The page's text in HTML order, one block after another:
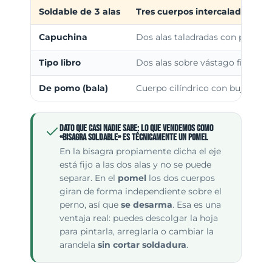
Soldable de 3 alas Tres cuerpos intercalados
Capuchina Dos alas taladradas con
Tipo libro Dos alas sobre vástago fijo, no
De pomo (bala) Cuerpo cilíndrico con buje o
Dato que casi nadie sabe: lo que vendemos como
«bisagra soldable» es técnicamente un pomel
En la bisagra propiamente dicha el eje
está fijo a las dos alas y no se puede
separar. En el pomellos dos cuerpos
giran de forma independiente sobre el
perno, así que se desarma. Esa es una
ventaja real: puedes descolgar la hoja
para pintarla, arreglarla o cambiar la
arandela sin cortar soldadura.